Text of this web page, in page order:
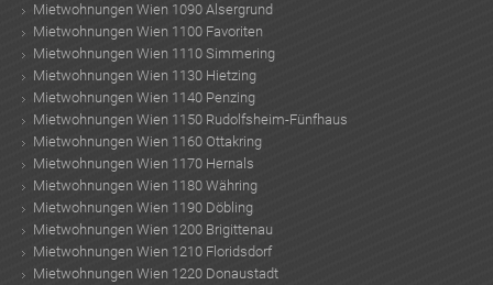
Mietwohnungen Wien 1090 Alsergrund
Mietwohnungen Wien 1100 Favoriten
Mietwohnungen Wien 1110 Simmering
Mietwohnungen Wien 1130 Hietzing
Mietwohnungen Wien 1140 Penzing
Mietwohnungen Wien 1150 Rudolfsheim-Fünfhaus
Mietwohnungen Wien 1160 Ottakring
Mietwohnungen Wien 1170 Hernals
Mietwohnungen Wien 1180 Währing
Mietwohnungen Wien 1190 Döbling
Mietwohnungen Wien 1200 Brigittenau
Mietwohnungen Wien 1210 Floridsdorf
Mietwohnungen Wien 1220 Donaustadt